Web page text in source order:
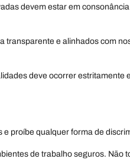
devem estar em
e alinhados com
deve ocorrer
proíbe qualquer forma de
de trabalho seguros. Não